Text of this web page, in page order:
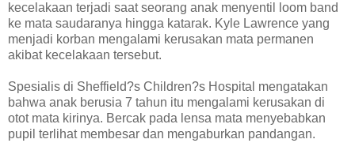
kecelakaan terjadi saat seorang anak menyentil loom band
ke mata saudaranya hingga katarak. Kyle Lawrence yang
menjadi korban mengalami kerusakan mata permanen
akibat kecelakaan tersebut.
Spesialis di Sheffield?s Children?s Hospital mengatakan
bahwa anak berusia 7 tahun itu mengalami kerusakan di
otot mata kirinya. Bercak pada lensa mata menyebabkan
pupil terlihat membesar dan mengaburkan pandangan.